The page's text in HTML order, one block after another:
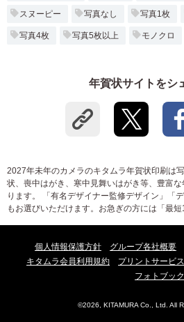
スヌーピー 写真なし 写真1枚
写真4枚 写真5枚以上 モノクロ
年賀状サイトをシ
2027年未年のカメラのキタムラ年賀状印刷は
状、喪中はがき、寒中見舞いはがき等、豊富
ります。 「有名デザイナー監修デザイン」「
もお選びいただけます。お急ぎの方には「最短
個人情報保護方針 グループ各社概要
キタムラ会員利用規約
プリントサービ
フォトブック
©2026, KITAMURA Co., Ltd. All